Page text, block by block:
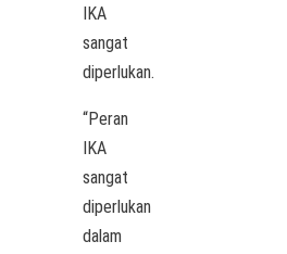
IKA
sangat
diperlukan.
“Peran
IKA
sangat
diperlukan
dalam